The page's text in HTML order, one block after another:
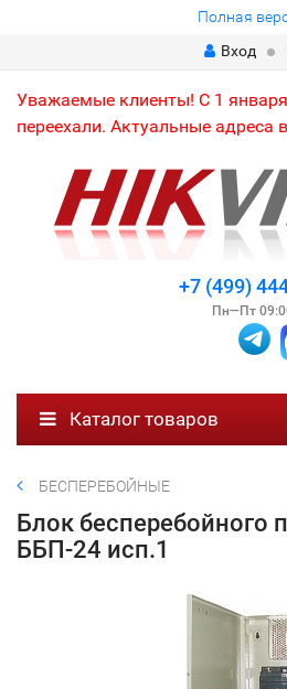
Полная
Вход
Уважаемые клиенты! С 1
переехали. Актуальные адреса
+7 (499)
Пн—Пт
Каталог товаров
БЕСПЕРЕБОЙНЫЕ
Блок бесперебойного
ББП-24 исп.1